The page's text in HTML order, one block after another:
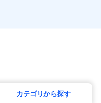
www.metlife.co.jp/)
カテゴリから探す